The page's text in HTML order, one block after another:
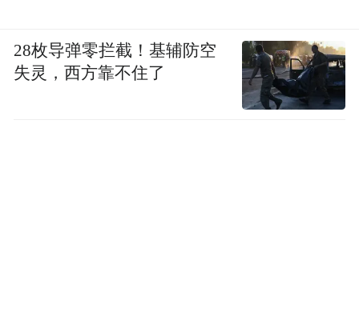
28枚导弹零拦截！基辅防空
失灵，西方靠不住了